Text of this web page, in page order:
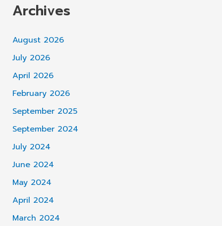
Archives
August 2026
July 2026
April 2026
February 2026
September 2025
September 2024
July 2024
June 2024
May 2024
April 2024
March 2024